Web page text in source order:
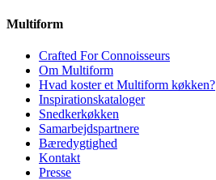
Multiform
Crafted For Connoisseurs
Om Multiform
Hvad koster et Multiform køkken?
Inspirationskataloger
Snedkerkøkken
Samarbejdspartnere
Bæredygtighed
Kontakt
Presse